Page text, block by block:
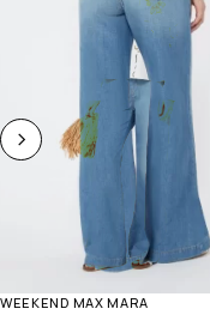
WEEKEND MAX MARA